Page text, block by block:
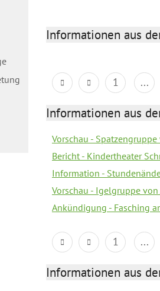
Informationen aus
1 ...
Informationen aus
Vorschau -
Bericht - Kindertheater
Information -
Vorschau - Igelgruppe
Ankündigung - Fasching
1 ...
Informationen aus